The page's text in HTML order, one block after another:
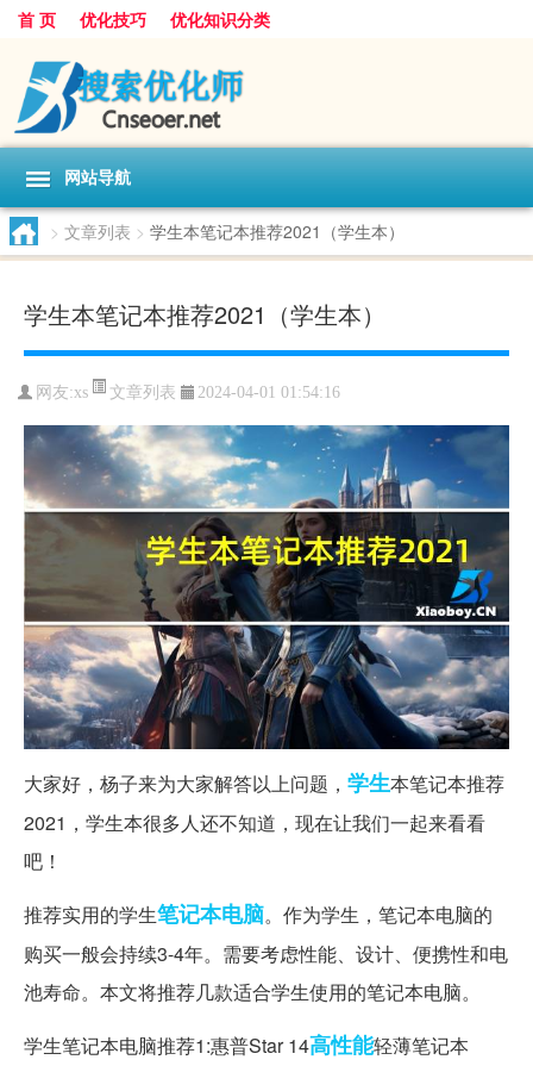
首 页 优化技巧 优化知识分类
网站导航
> 文章列表 > 学生本笔记本推荐2021（学生本）
学生本笔记本推荐2021（学生本）
网友:xs 文章列表 2024-04-01 01:54:16
大家好，杨子来为大家解答以上问题， 学生本笔记本推荐
2021，学生本很多人还不知道，现在让我们一起来看看
吧！
推荐实用的学生笔记本电脑。作为学生，笔记本电脑的
购买一般会持续3-4年。需要考虑性能、设计、便携性和电
池寿命。本文将推荐几款适合学生使用的笔记本电脑。
学生笔记本电脑推荐1:惠普Star 14高性能轻薄笔记本